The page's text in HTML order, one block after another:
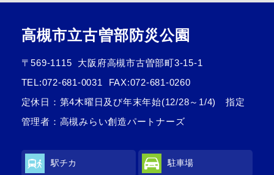
高槻市立古曽部防災公園
〒569-1115
大阪府高槻市古曽部町3-15-1
TEL:072-681-0031
FAX:072-681-0260
定休日：第4木曜日及び年末年始(12/28～1/4) 指定
管理者：高槻みらい創造パートナーズ
駅チカ 駐車場